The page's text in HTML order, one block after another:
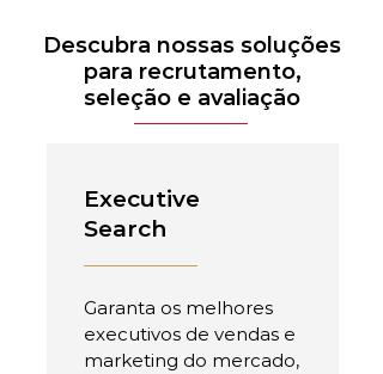
Descubra nossas soluções
para recrutamento,
seleção e avaliação
Executive
Search
Garanta os melhores
executivos de vendas e
marketing do mercado,